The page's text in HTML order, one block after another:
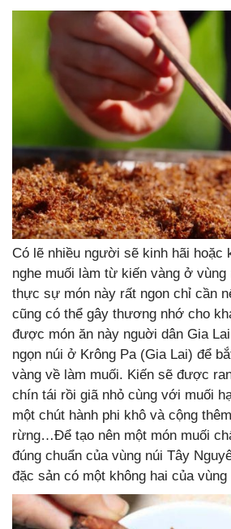
Có lẽ nhiều người sẽ kinh hãi hoặc
nghe muối làm từ kiến vàng ở
thực sự món này rất ngon chỉ cần
cũng có thể gây thương nhớ cho
được món ăn này nguời dân Gia
ngọn núi ở Krông Pa (Gia Lai) để
vàng về làm muối. Kiến sẽ được
chín tái rồi giã nhỏ cùng với muối
một chút hành phi khô và cộng
rừng…Để tạo nên một món muối
đúng chuẩn của vùng núi Tây
đặc sản có một không hai của vùng